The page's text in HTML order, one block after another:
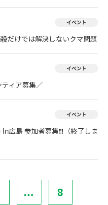
イベント
だけでは解決しないクマ問題
イベント
ィア募集／
イベント
島 参加者募集❗❗（終了しま
... 8